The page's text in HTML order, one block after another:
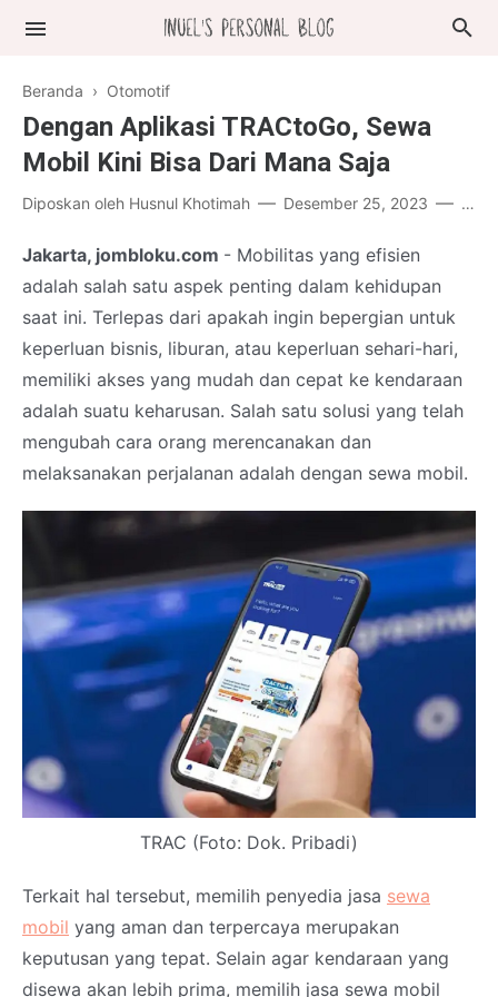
Beranda › Otomotif
Dengan Aplikasi TRACtoGo, Sewa
Mobil Kini Bisa Dari Mana Saja
Diposkan oleh Husnul Khotimah Desember 25, 2023
Jakarta, jombloku.com - Mobilitas yang efisien
adalah salah satu aspek penting dalam kehidupan
saat ini. Terlepas dari apakah ingin bepergian untuk
keperluan bisnis, liburan, atau keperluan sehari-hari,
memiliki akses yang mudah dan cepat ke kendaraan
adalah suatu keharusan. Salah satu solusi yang telah
mengubah cara orang merencanakan dan
melaksanakan perjalanan adalah dengan sewa mobil.
TRAC (Foto: Dok. Pribadi)
Terkait hal tersebut, memilih penyedia jasa sewa
mobil yang aman dan terpercaya merupakan
keputusan yang tepat. Selain agar kendaraan yang
disewa akan lebih prima, memilih jasa sewa mobil